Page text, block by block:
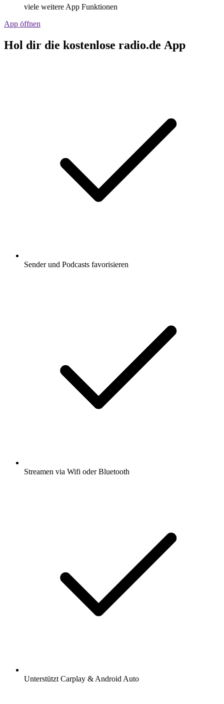
viele weitere App Funktionen
App öffnen
Hol dir die kostenlose radio.de App
Sender und Podcasts favorisieren
Streamen via Wifi oder Bluetooth
Unterstützt Carplay & Android Auto